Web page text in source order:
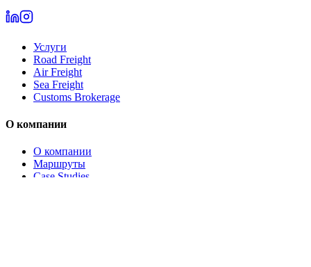
Услуги
Road Freight
Air Freight
Sea Freight
Customs Brokerage
О компании
О компании
Маршруты
Case Studies